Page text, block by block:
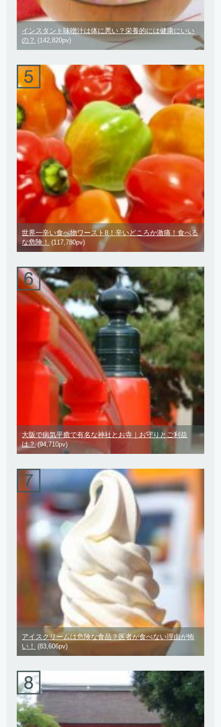
インスタント味噌汁は体に悪い？栄養的には健康にいい
の？ (142,820pv)
世界一辛い食べ物ワースト8！辛いどころか激痛！食べる
な危険！
(117,780pv)
大阪で病気平癒で有名な神社とお寺｜お守りとご利益
は？(94,710pv)
アイスクリームは危険な食品？医者が食べない理由が怖
い！
(83,606pv)